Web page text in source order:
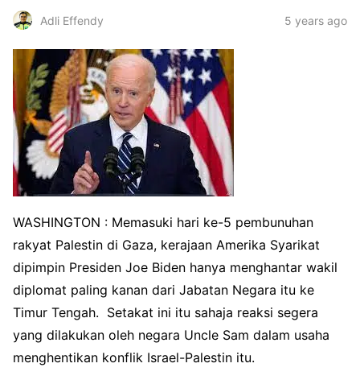
Adli Effendy 5 years ago
WASHINGTON : Memasuki hari ke-5 pembunuhan
rakyat Palestin di Gaza, kerajaan Amerika Syarikat
dipimpin Presiden Joe Biden hanya menghantar wakil
diplomat paling kanan dari Jabatan Negara itu ke
Timur Tengah. Setakat ini itu sahaja reaksi segera
yang dilakukan oleh negara Uncle Sam dalam usaha
menghentikan konflik Israel-Palestin itu.